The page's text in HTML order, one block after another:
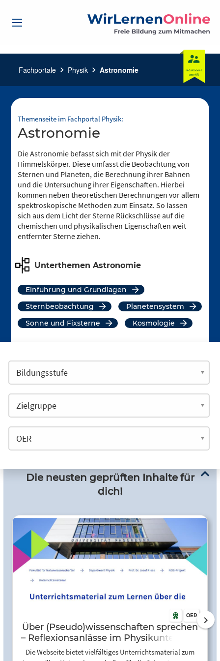
Fachportale chevron_right Physik chevron_right Astronomie
Themenseite im Fachportal Physik:
Astronomie
Die Astronomie befasst sich mit der Physik der
Himmelskörper. Diese umfasst die Beobachtung von
Sternen und Planeten, die Berechnung ihrer Bahnen
und die Untersuchung ihrer Eigenschaften. Hierbei
kommen neben theoretischen Berechnungen vor allem
spektroskopische Methoden zum Einsatz. So lassen
sich aus dem Licht der Sterne Rückschlüsse auf die
chemischen und physikalischen Eigenschaften weit
entfernter Sterne ziehen.
Unterthemen Astronomie
Einführung und Grundlagen
Sternbeobachtung
Planetensystem
Sonne und Fixsterne
Kosmologie
Die neusten geprüften Inhalte für
dich!
OER
Über (Pseudo)wissenschaften sprechen
– Reflexionsanlässe im Physikunterricht.
Unterrichtsmaterial für die
Die Webseite bietet vielfältiges Unterrichtsmaterial zum